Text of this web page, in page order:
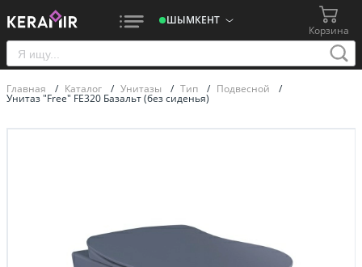
ШЫМКЕНТ
Корзина
Главная / Каталог / Унитазы / Тип / Подвесной /
Унитаз "Free" FE320 Базальт (без сиденья)